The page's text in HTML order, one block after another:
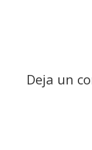
Deja un